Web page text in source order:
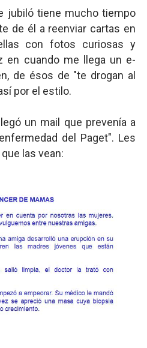
jubiló tiene mucho tiempo
de él a reenviar cartas en
con fotos curiosas y
en cuando me llega un e-
de ésos de "te drogan al
por el estilo.
un mail que prevenía a
del Paget". Les
las vean: